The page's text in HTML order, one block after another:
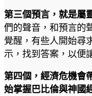
第三個預言，就是屬
們的聲音，和預言的
覺醒，有些人開始尋
示，找到答案，以便
第四個，經濟危機會
始掌握巴比倫與神國